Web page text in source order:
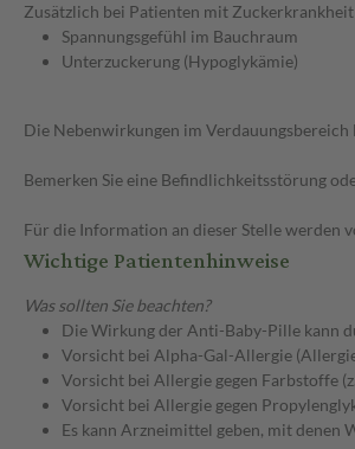
Zusätzlich bei Patienten mit
Spannungsgefühl im Bauchraum
Unterzuckerung (Hypoglykämie)
Die Nebenwirkungen im
Bemerken Sie eine Befindlichkeitsstörung
Für die Information an dieser Stelle werden
Wichtige Patientenhinweise
Was sollten Sie beachten?
Die Wirkung der Anti-Baby-Pille kann
Vorsicht bei Alpha-Gal-Allergie
Vorsicht bei Allergie gegen Farbstoffe
Vorsicht bei Allergie gegen
Es kann Arzneimittel geben, mit denen